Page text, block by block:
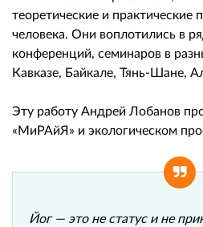
теоретические и
человека. Они воплотились в
конференций, семинаров в
Кавказе, Байкале, Тянь-Шане,
Эту работу Андрей Лобанов
«МиРАйЯ» и экологическом
Йог — это не статус и не